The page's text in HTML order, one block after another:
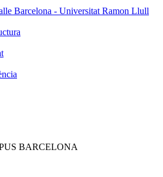
Barcelona - Universitat Ramon Llull
BARCELONA